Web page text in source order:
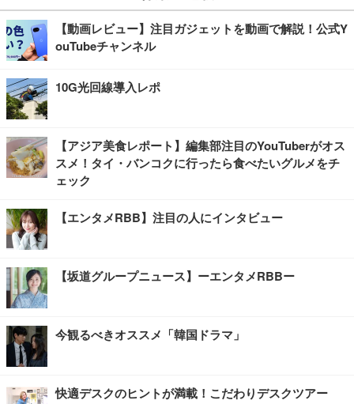
【動画レビュー】注目ガジェットを動画で解説！公式Y
ouTubeチャンネル
10G光回線導入レポ
【アジア美食レポート】編集部注目のYouTuberがオス
スメ！タイ・バンコクに行ったら食べたいグルメをチ
ェック
【エンタメRBB】注目の人にインタビュー
【坂道グループニュース】ーエンタメRBBー
今観るべきオススメ「韓国ドラマ」
快適デスクのヒントが満載！こだわりデスクツアー